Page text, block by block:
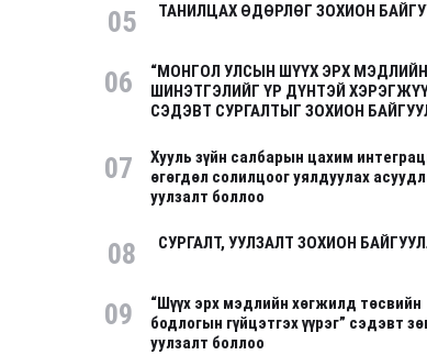
05 ТАНИЛЦАХ ӨДӨРЛӨГ ЗОХИОН
06
“МОНГОЛ УЛСЫН ШҮҮХ ЭРХ МЭДЛИЙН
ШИНЭТГЭЛИЙГ ҮР ДҮНТЭЙ
СЭДЭВТ СУРГАЛТЫГ ЗОХИОН
07
Хууль зүйн салбарын цахим
өгөгдөл солилцоог уялдуулах
уулзалт боллоо
08 СУРГАЛТ, УУЛЗАЛТ ЗОХИОН
09
“Шүүх эрх мэдлийн хөгжилд төсвийн
бодлогын гүйцэтгэх үүрэг” сэдэвт
уулзалт боллоо